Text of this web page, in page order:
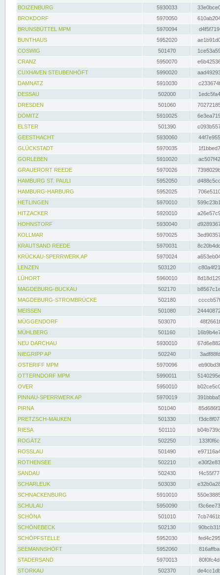
BOIZENBURG
5930033
BROKDORF
5970050
BRUNSBÜTTEL MPM
5970094
BUNTHAUS
5952020
COSWIG
501470
CRANZ
5950070
CUXHAVEN STEUBENHÖFT
5990020
DAMNATZ
5910030
DESSAU
502000
DRESDEN
501060
DÖMITZ
5910025
ELSTER
501390
GEESTHACHT
5930060
GLÜCKSTADT
5970035
GORLEBEN
5910020
GRAUERORT REEDE
5970026
HAMBURG ST. PAULI
5952050
HAMBURG-HARBURG
5952025
HETLINGEN
5970010
HITZACKER
5920010
HOHNSTORF
5930040
KOLLMAR
5970025
KRAUTSAND REEDE
5970031
KRÜCKAU-SPERRWERK AP
5970024
LENZEN
503120
LÜHORT
5960010
MAGDEBURG-BUCKAU
502170
MAGDEBURG-STROMBRÜCKE
502180
MEISSEN
501080
MÜGGENDORF
503070
MÜHLBERG
501160
NEU DARCHAU
5930010
NIEGRIPP AP
502240
OSTERIFF MPM
5970096
OTTERNDORF MPM
5990011
OVER
5950010
PINNAU-SPERRWERK AP
5970019
PIRNA
501040
PRETZSCH-MAUKEN
501330
RIESA
501110
ROGÄTZ
502250
ROSSLAU
501490
ROTHENSEE
502210
SANDAU
502430
SCHARLEUK
503030
SCHNACKENBURG
5910010
SCHULAU
5950090
SCHÖNA
501010
SCHÖNEBECK
502130
SCHÖPFSTELLE
5952030
SEEMANNSHÖFT
5952060
STADERSAND
5970013
STORKAU
502370